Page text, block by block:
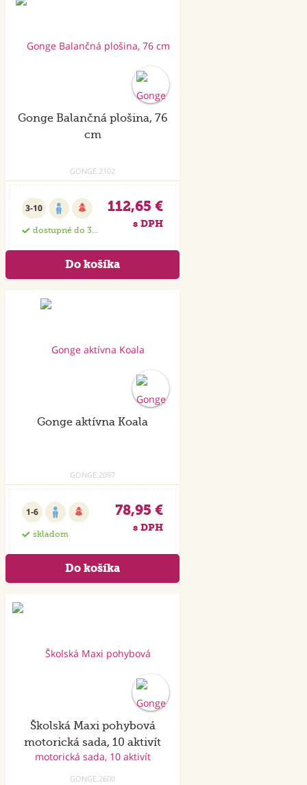
Gonge Balančná plošina, 76
cm
GONGE.2102
3-10
dostupné do 35 dní
112,65 €
s DPH
Gonge aktívna Koala
GONGE.2097
1-6
skladom
78,95 €
s DPH
Školská Maxi pohybová
motorická sada, 10 aktivít
GONGE.2600